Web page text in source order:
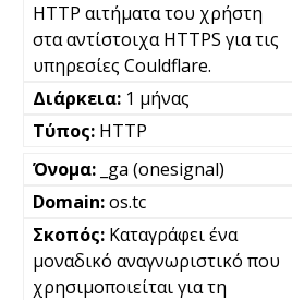
HTTP αιτήματα του χρήστη
στα αντίστοιχα HTTPS για τις
υπηρεσίες Couldflare.
1 μήνας
HTTP
_ga (onesignal)
os.tc
Καταγράφει ένα
μοναδικό αναγνωριστικό που
χρησιμοποιείται για τη